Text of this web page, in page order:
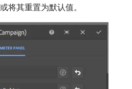
将其重置为默认值。